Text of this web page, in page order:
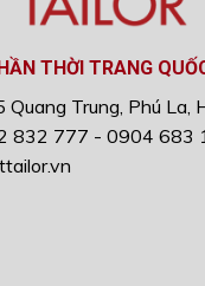
THỜI TRANG
Quang Trung, Phú La,
832 777 - 0904 683